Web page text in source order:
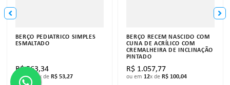
BERÇO PEDIÁTRICO SIMPLES
ESMALTADO
R$ 563,34
ou em x de R$ 53,27
BERÇO RECÉM NASCIDO COM
CUNA DE ACRÍLICO COM
CREMALHEIRA DE INCLINAÇÃO
PINTADO
R$ 1.057,77
ou em 12x de R$ 100,04